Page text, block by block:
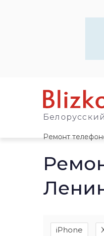
Ремонт
iPhone